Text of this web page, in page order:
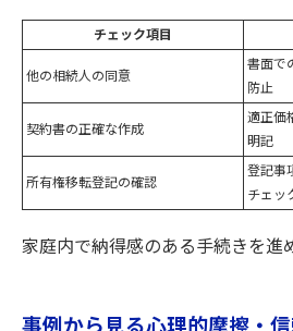
チェック項目
他の相続人の同意
書面で
防止
契約書の正確な作成
適正価
明記
所有権移転登記の確認
登記事
チェッ
家庭内で納得感のある手続きを進